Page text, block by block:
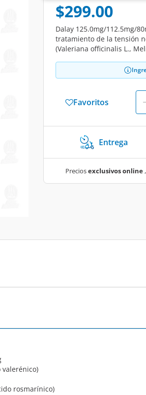
$299.00
Dalay 125.0mg/112.5mg/
tratamiento de la tensión
(Valeriana officinalis L.,
Favoritos
Entrega
Preciosexclusivos online,
valerénico)
rosmarínico)